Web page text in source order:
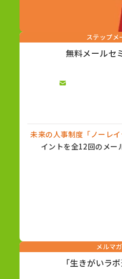
ステップメ
無料メールセ
未来の人事制度「ノーレイ
イントを全12回のメー
メルマガ
「生きがいラ